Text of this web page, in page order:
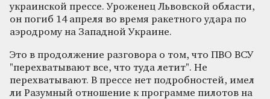
украинской прессе. Уроженец Львовской области,
он погиб 14 апреля во время ракетного удара по
аэродрому на Западной Украине.
Это в продолжение разговора о том, что ПВО ВСУ
"перехватывают все, что туда летит". Не
перехватывают. В прессе нет подробностей, имел
ли Разумный отношение к программе пилотов на